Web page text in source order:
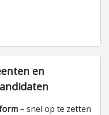
en
– snel op te zetten